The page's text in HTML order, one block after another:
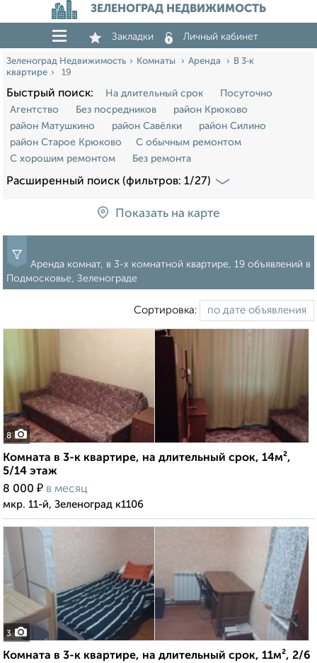
ЗЕЛЕНОГРАД НЕДВИЖИМОСТЬ
Закладки Личный кабинет
Зеленоград Недвижимость Комнаты Аренда
В 3‑к
квартире
19
Быстрый поиск: На длительный срок
Посуточно
Агентство
Без посредников
район Крюково
район Матушкино
район Савёлки
район Силино
район Старое Крюково
С обычным ремонтом
С хорошим ремонтом
Без ремонта
Расширенный поиск (фильтров: 1/27)
Показать на карте
Аренда комнат, в 3-х комнатной квартире, 19 объявлений в
Подмосковье, Зеленограде
Сортировка:
8
Комната в 3-к квартире, на длительный срок, 14м²,
5/14 этаж
8 000 ₽ в месяц
мкр. 11-й, Зеленоград к1106
3
Комната в 3-к квартире, на длительный срок, 11м², 2/6